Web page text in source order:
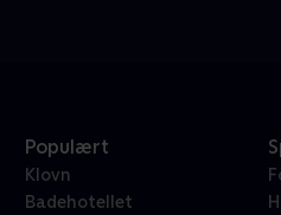
Populært
Klovn
Badehotellet